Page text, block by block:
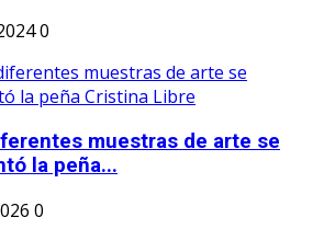
0
muestras de arte se
la peña...
0